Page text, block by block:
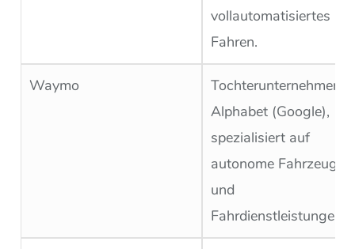
vollautomatisiertes
Fahren.
Waymo
Tochterunternehmen
Alphabet (Google),
spezialisiert auf
autonome Fahrzeuge
und
Fahrdienstleistungen.